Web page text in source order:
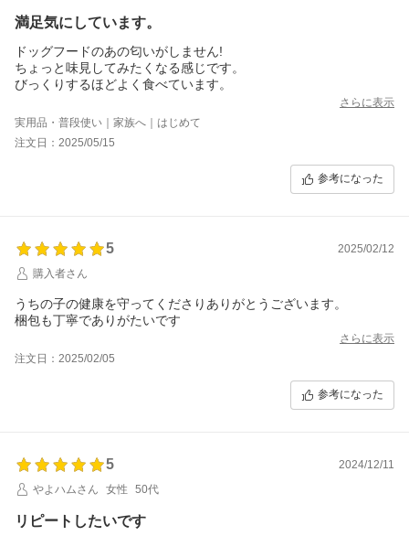
満足気にしています。
ドッグフードのあの匂いがしません!
ちょっと味見してみたくなる感じです。
びっくりするほどよく食べています。
さらに表示
実用品・普段使い｜家族へ｜はじめて
注文日：2025/05/15
参考になった
5
2025/02/12
購入者さん
うちの子の健康を守ってくださりありがとうございます。
梱包も丁寧でありがたいです
さらに表示
注文日：2025/02/05
参考になった
5
2024/12/11
やよハムさん
女性 50代
リピートしたいです